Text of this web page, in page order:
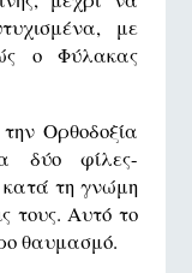
με
ο Φύλακας
Ορθοδοξία
δύο φίλες-
κατά τη γνώμη
τους. Αυτό το
θαυμασμό.